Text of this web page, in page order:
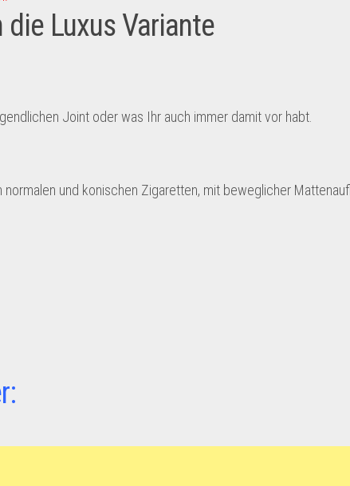
Luxus Variante
Joint oder was Ihr auch immer damit vor habt.
und konischen Zigaretten, mit beweglicher